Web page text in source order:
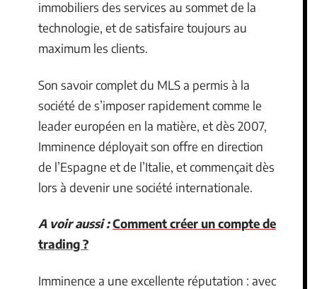
immobiliers des services au sommet de la
technologie, et de satisfaire toujours au
maximum les clients.
Son savoir complet du MLS a permis à la
société de s’imposer rapidement comme le
leader européen en la matière, et dès 2007,
Imminence déployait son offre en direction
de l’Espagne et de l’Italie, et commençait dès
lors à devenir une société internationale.
A voir aussi :Comment créer un compte de
trading ?
Imminence a une excellente réputation : avec